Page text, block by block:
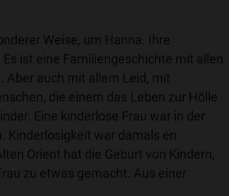
Weise, um Hanna. Ihre
ist eine Familiengeschichte mit allen
Aber auch mit allem Leid, mit
die einem das Leben zur Hölle
Eine kinderlose Frau war in der
Kinderlosigkeit war damals en
Orient hat die Geburt von Kindern,
zu etwas gemacht. Aus einer